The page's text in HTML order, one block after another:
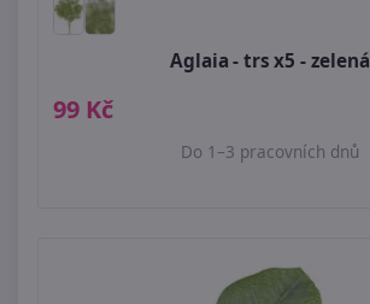
Aglaia - trs x5 - zelená
99 Kč
Do 1–3 pracovních dnů